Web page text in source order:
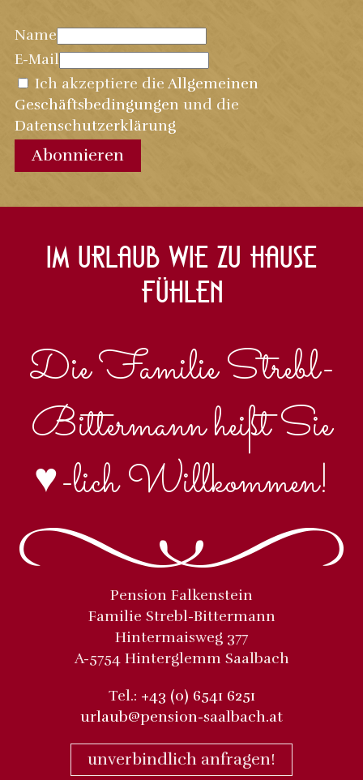
Name
E-Mail
Ich akzeptiere die Allgemeinen
Geschäftsbedingungen und die
Datenschutzerklärung
Abonnieren
Im Urlaub wie zu Hause
fühlen
Die Familie Strebl-
Bittermann heißt Sie
♥-lich Willkommen!
Pension Falkenstein
Familie Strebl-Bittermann
Hintermaisweg 377
A-5754 Hinterglemm Saalbach
Tel.: +43 (0) 6541 6251
urlaub@pension-saalbach.at
unverbindlich anfragen!